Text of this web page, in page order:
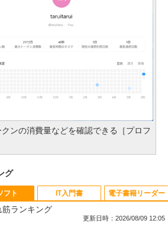
ンの消費量などを確認できる［プロフ
グ
フト
ランキング
更新日時：2026/08/09 12:05
IT入門書 電子書籍リーダー